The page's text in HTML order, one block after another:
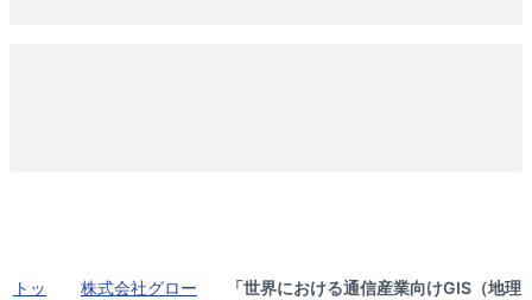
トッ
株式会社グロー
「世界における通信産業向けGIS（地理